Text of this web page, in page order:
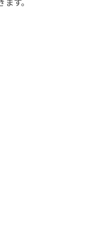
す。